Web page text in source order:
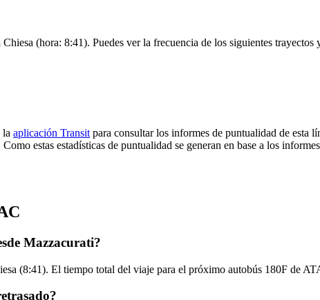
(hora: 8:41). Puedes ver la frecuencia de los siguientes trayectos
la aplicación Transit para consultar los informes de puntualidad de esta
estas estadísticas de puntualidad se generan en base a los
Mazzacurati?
(8:41). El tiempo total del viaje para el próximo autobús 180F de